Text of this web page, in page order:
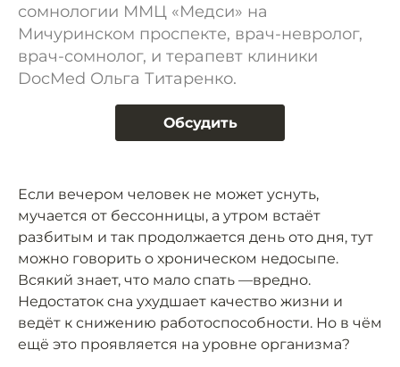
сомнологии ММЦ «Медси» на
Мичуринском проспекте, врач-невролог,
врач-сомнолог, и терапевт клиники
DocMed Ольга Титаренко.
Обсудить
Если вечером человек не может уснуть,
мучается от бессонницы, а утром встаёт
разбитым и так продолжается день ото дня, тут
можно говорить о хроническом недосыпе.
Всякий знает, что мало спать —вредно.
Недостаток сна ухудшает качество жизни и
ведёт к снижению работоспособности. Но в чём
ещё это проявляется на уровне организма?